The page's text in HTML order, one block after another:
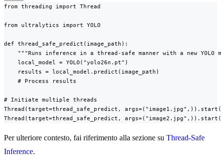
from threading import Thread
from ultralytics import YOLO
def thread_safe_predict(image_path):
"""Runs inference in a thread-safe manner with a new YOLO
    local_model = YOLO("yolo26n.pt")
    results = local_model.predict(image_path)
    # Process results
# Initiate multiple threads
Thread(target=thread_safe_predict,
Thread(target=thread_safe_predict,
Per ulteriore contesto, fai riferimento alla sezione su Thread-Safe
Inference.